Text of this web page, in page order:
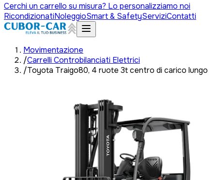
Cerchi un carrello su misura? Lo personalizziamo noi
RicondizionatiNoleggioSmart & SafetyServiziContatti
Movimentazione
/Carrelli Controbilanciati Elettrici
/Toyota Traigo80, 4 ruote 3t centro di carico lungo